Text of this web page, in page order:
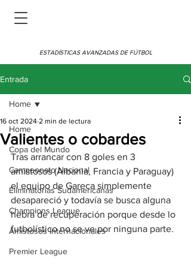
ESTADÍSTICAS AVANZADAS DE FÚTBOL
Entrada
Home
Copa del Mundo
Campeonato Nacional
Eliminatorias Sudamericanas
Champions League
Amistosos Internacionales
Premier League
Home
Valientes o cobardes
16 oct 2024 2 min de lectura
Tras arrancar con 8 goles en 3
amistosos (Albania, Francia y Paraguay)
el equipo de Gareca simplemente
desapareció y todavía se busca alguna
hebra de recuperación porque desde lo
futbolístico no se ve por ninguna parte.